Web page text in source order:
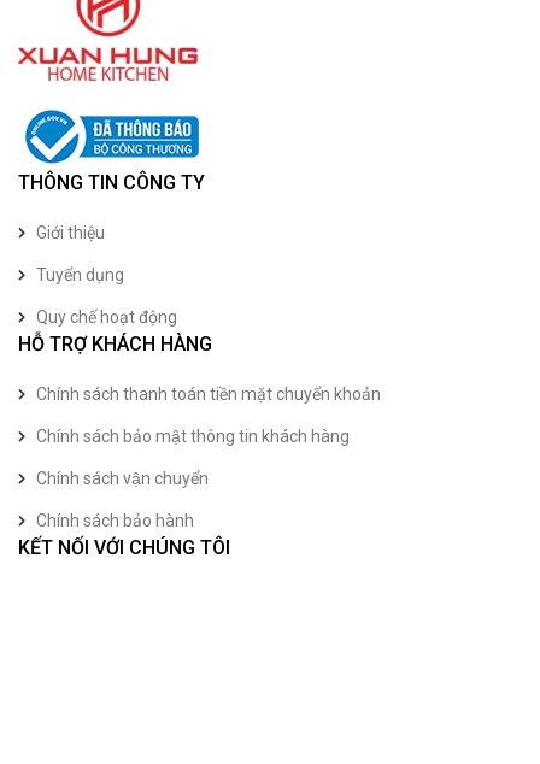
THÔNG TIN CÔNG TY
Giới thiệu
Tuyển dụng
Quy chế hoạt động
HỖ TRỢ KHÁCH HÀNG
Chính sách thanh toán tiền mặt chuyển khoản
Chính sách bảo mật thông tin khách hàng
Chính sách vận chuyển
Chính sách bảo hành
KẾT NỐI VỚI CHÚNG TÔI